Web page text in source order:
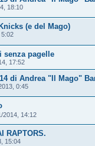
18:10
(e del Mago)
5:02
senza pagelle
17:52
di Andrea "Il Mago"
0:45
2014, 14:12
RAPTORS.
15:04